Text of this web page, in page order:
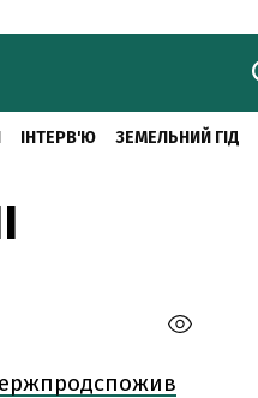
ІНТЕРВ'Ю ЗЕМЕЛЬНИЙ ГІД